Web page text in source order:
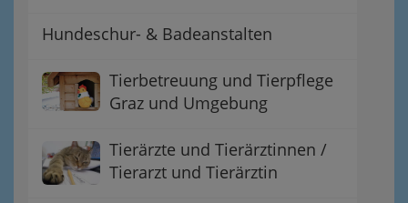
Hundeschur- & Badeanstalten
Tierbetreuung und Tierpflege
Graz und Umgebung
Tierärzte und Tierärztinnen /
Tierarzt und Tierärztin